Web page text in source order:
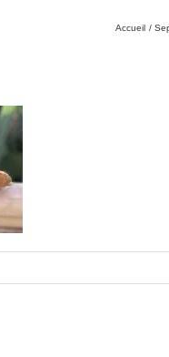
Accueil